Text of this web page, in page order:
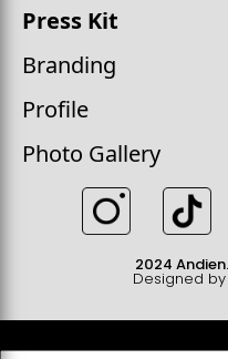
Press Kit
Branding
Profile
Photo Gallery
2024
Designed